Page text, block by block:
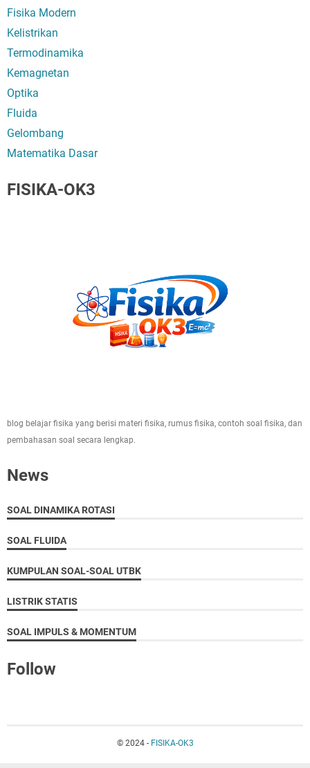
Fisika Modern
Kelistrikan
Termodinamika
Kemagnetan
Optika
Fluida
Gelombang
Matematika Dasar
FISIKA-OK3
blog belajar fisika yang berisi materi fisika, rumus fisika, contoh soal fisika, dan
pembahasan soal secara lengkap.
News
SOAL DINAMIKA ROTASI
SOAL FLUIDA
KUMPULAN SOAL-SOAL UTBK
LISTRIK STATIS
SOAL IMPULS & MOMENTUM
Follow
© 2024 - FISIKA-OK3